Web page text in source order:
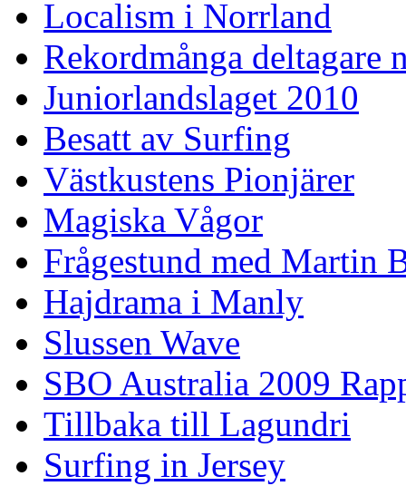
Localism i Norrland
Rekordmånga deltagare
Juniorlandslaget 2010
Besatt av Surfing
Västkustens Pionjärer
Magiska Vågor
Frågestund med Martin
Hajdrama i Manly
Slussen Wave
SBO Australia 2009
Tillbaka till Lagundri
Surfing in Jersey